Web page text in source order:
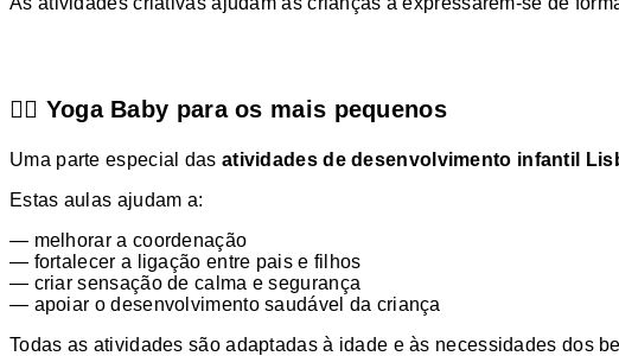
🧘‍♀️ Yoga Baby para os mais pequenos
Uma parte especial das atividades de desenvolvimento infantil
Estas aulas ajudam a:
— melhorar a coordenação
— fortalecer a ligação entre pais e filhos
— criar sensação de calma e segurança
— apoiar o desenvolvimento saudável da criança
Todas as atividades são adaptadas à idade e às necessidades dos